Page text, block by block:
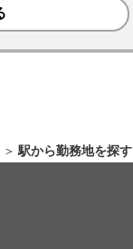
駅から勤務地を探す